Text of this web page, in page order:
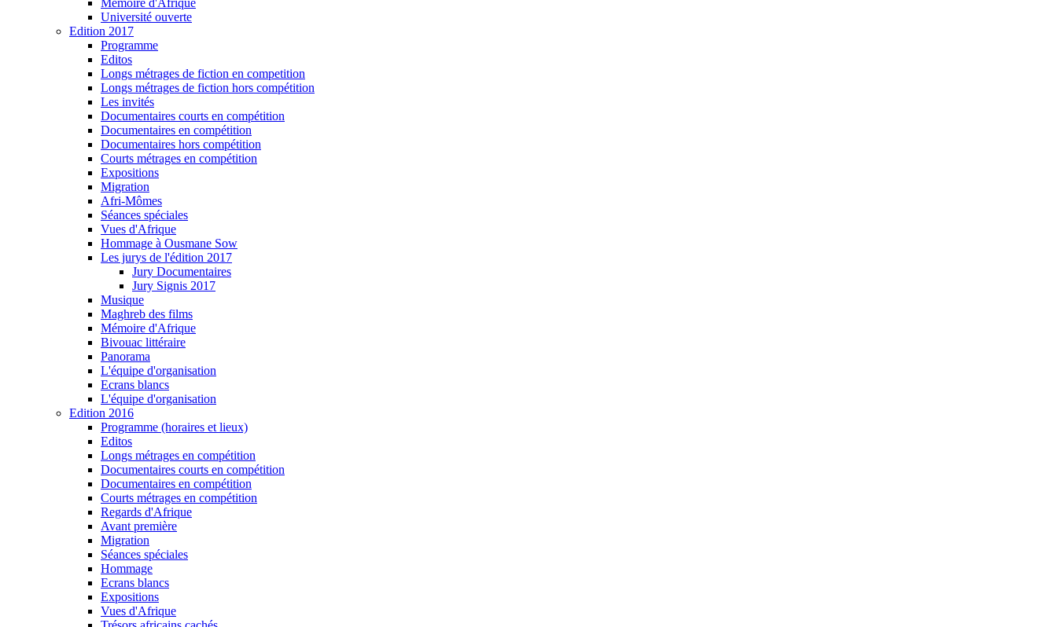
Mémoire d'Afrique
Université ouverte
Edition 2017
Programme
Editos
Longs métrages de fiction en competition
Longs métrages de fiction hors compétition
Les invités
Documentaires courts en compétition
Documentaires en compétition
Documentaires hors compétition
Courts métrages en compétition
Expositions
Migration
Afri-Mômes
Séances spéciales
Vues d'Afrique
Hommage à Ousmane Sow
Les jurys de l'édition 2017
Jury Documentaires
Jury Signis 2017
Musique
Maghreb des films
Mémoire d'Afrique
Bivouac littéraire
Panorama
L'équipe d'organisation
Ecrans blancs
L'équipe d'organisation
Edition 2016
Programme (horaires et lieux)
Editos
Longs métrages en compétition
Documentaires courts en compétition
Documentaires en compétition
Courts métrages en compétition
Regards d'Afrique
Avant première
Migration
Séances spéciales
Hommage
Ecrans blancs
Expositions
Vues d'Afrique